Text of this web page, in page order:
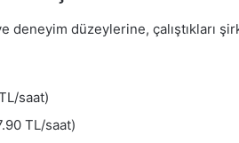
deneyim düzeylerine, çalıştıkları
saat)
TL/saat)